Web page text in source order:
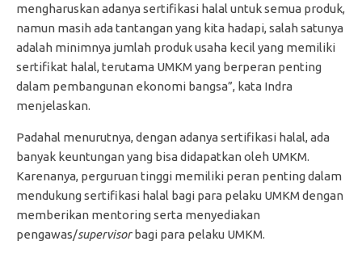
mengharuskan adanya sertifikasi halal untuk semua produk,
namun masih ada tantangan yang kita hadapi, salah satunya
adalah minimnya jumlah produk usaha kecil yang memiliki
sertifikat halal, terutama UMKM yang berperan penting
dalam pembangunan ekonomi bangsa”, kata Indra
menjelaskan.
Padahal menurutnya, dengan adanya sertifikasi halal, ada
banyak keuntungan yang bisa didapatkan oleh UMKM.
Karenanya, perguruan tinggi memiliki peran penting dalam
mendukung sertifikasi halal bagi para pelaku UMKM dengan
memberikan mentoring serta menyediakan
pengawas/supervisorbagi para pelaku UMKM.